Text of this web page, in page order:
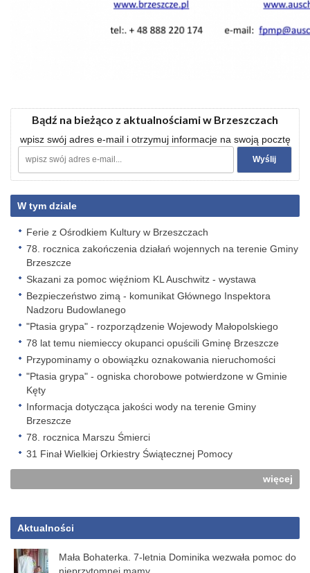
Bądź na bieżąco z aktualnościami w Brzeszczach
wpisz swój adres e-mail i otrzymuj informacje na swoją pocztę
W tym dziale
Ferie z Ośrodkiem Kultury w Brzeszczach
78. rocznica zakończenia działań wojennych na terenie Gminy
Brzeszcze
Skazani za pomoc więźniom KL Auschwitz - wystawa
Bezpieczeństwo zimą - komunikat Głównego Inspektora
Nadzoru Budowlanego
"Ptasia grypa" - rozporządzenie Wojewody Małopolskiego
78 lat temu niemieccy okupanci opuścili Gminę Brzeszcze
Przypominamy o obowiązku oznakowania nieruchomości
"Ptasia grypa" - ogniska chorobowe potwierdzone w Gminie
Kęty
Informacja dotycząca jakości wody na terenie Gminy
Brzeszcze
78. rocznica Marszu Śmierci
31 Finał Wielkiej Orkiestry Świątecznej Pomocy
więcej
Aktualności
Mała Bohaterka. 7-letnia Dominika wezwała pomoc do